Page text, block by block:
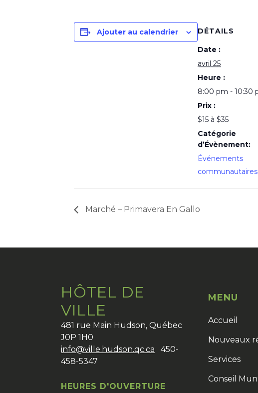
Ajouter au calendrier DÉTAILS
Date :
avril 25
Heure :
8:00 pm - 10:30
Prix :
$15 à $35
Catégorie
d’Évènement:
Événements
communautaires
Marché – Primavera En Gallo
HÔTEL DE
VILLE
481 rue Main Hudson, Québec
J0P 1H0
info@ville.hudson.qc.ca 450-
458-5347
HEURES D'OUVERTURE
MENU
Accueil
Nouveaux
Services
Conseil